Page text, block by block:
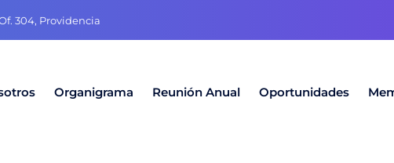
304, Providencia
Organigrama Reunión Anual Oportunidades